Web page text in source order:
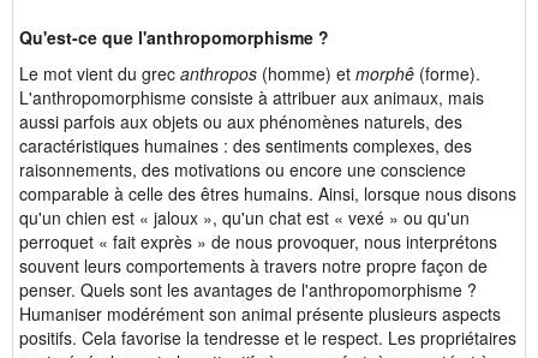
Qu'est-ce que l'anthropomorphisme ?
Le mot vient du grec anthropos (homme) et morphê (forme).
L'anthropomorphisme consiste à attribuer aux animaux, mais
aussi parfois aux objets ou aux phénomènes naturels, des
caractéristiques humaines : des sentiments complexes, des
raisonnements, des motivations ou encore une conscience
comparable à celle des êtres humains. Ainsi, lorsque nous disons
qu'un chien est « jaloux », qu'un chat est « vexé » ou qu'un
perroquet « fait exprès » de nous provoquer, nous interprétons
souvent leurs comportements à travers notre propre façon de
penser. Quels sont les avantages de l'anthropomorphisme ?
Humaniser modérément son animal présente plusieurs aspects
positifs. Cela favorise la tendresse et le respect. Les propriétaires